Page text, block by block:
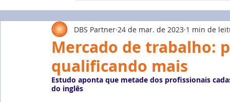
FGTS Mercado de Trabalho
Emprego Avaliação de Desempenho
Mercado de trabalho:
qualificando mais
DBS Partner 24 de mar. de 2023 1 min de
Estudo aponta que metade dos profissionais
do inglês